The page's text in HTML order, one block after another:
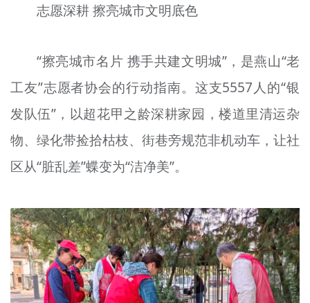
志愿深耕 擦亮城市文明底色
“擦亮城市名片 携手共建文明城”，是燕山“老
工友”志愿者协会的行动指南。这支5557人的“银
发队伍”，以超花甲之龄深耕家园，楼道里清运杂
物、绿化带捡拾枯枝、街巷旁规范非机动车，让社
区从“脏乱差”蝶变为“洁净美”。